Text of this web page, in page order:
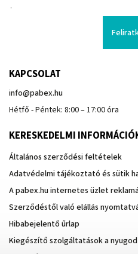
.
KAPCSOLAT
info@pabex.hu
Hétfő - Péntek: 8:00 – 17:00 óra
KERESKEDELMI
Általános szerződési feltételek
Adatvédelmi tájékoztató és sütik
A pabex.hu internetes üzlet
Szerződéstől való elállás
Hibabejelentő űrlap
Kiegészítő szolgáltatások a